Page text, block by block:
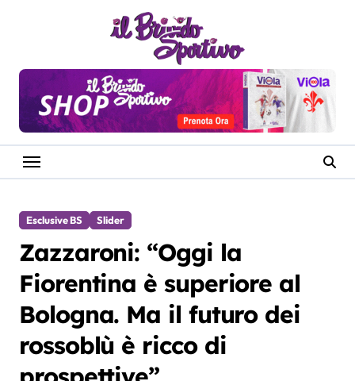
Esclusive BS Slider
Zazzaroni: “Oggi la
Fiorentina è superiore al
Bologna. Ma il futuro dei
rossoblù è ricco di